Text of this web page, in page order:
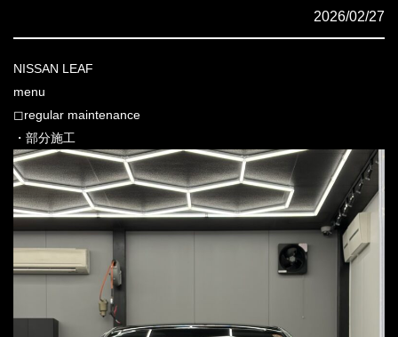
2026/02/27
NISSAN LEAF
menu
◻︎regular maintenance
・部分施工